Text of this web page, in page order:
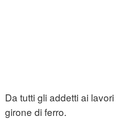
Da tutti gli addetti ai
girone di ferro.